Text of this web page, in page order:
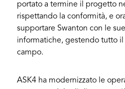
portato a termine il progetto
rispettando la conformità, e
supportare Swanton con le
informatiche, gestendo tutto il
campo.
ASK4 ha modernizzato le